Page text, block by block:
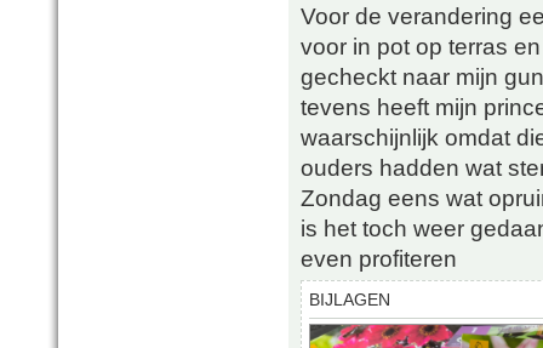
Voor de verandering
voor in pot op terras
gecheckt naar mijn
tevens heeft mijn
waarschijnlijk omdat
ouders hadden wat
Zondag eens wat
is het toch weer
even profiteren
BIJLAGEN